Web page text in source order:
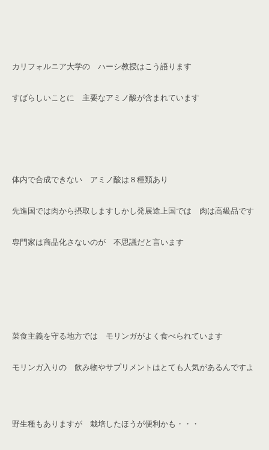
カリフォルニア大学の ハーシ教授はこう語ります
すばらしいことに 主要なアミノ酸が含まれています
体内で合成できない アミノ酸は８種類あり
先進国では肉から摂取します しかし発展途上国では 肉は高級品です
専門家は商品化さないのが 不思議だと言います
菜食主義を守る地方では モリンガがよく食べられています
モリンガ入りの 飲み物やサプリメントは とても人気があるんですよ
野生種もありますが 栽培したほうが便利かも・・・